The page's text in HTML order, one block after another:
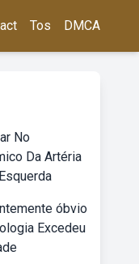
Tos DMCA
No
Da Artéria
óbvio
Excedeu